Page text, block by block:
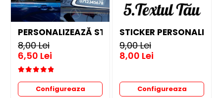
PERSONALIZEAZĂ STICKER
8,00 Lei
6,50 Lei
Configureaza
STICKER
9,00 Lei
8,00 Lei
Configureaza